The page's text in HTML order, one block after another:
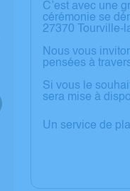
C’est avec une
cérémonie se
27370 Tourville-
Nous vous
pensées à
Si vous le
sera mise à
Un service de